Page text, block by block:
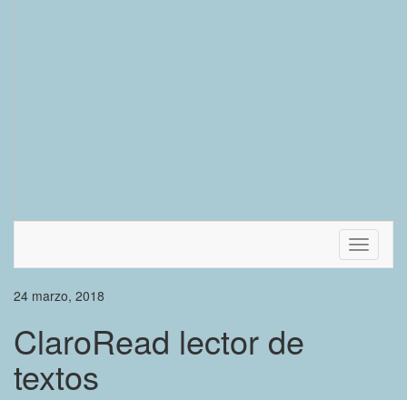
Cambiar
modo
24 marzo, 2018
ClaroRead lector de
textos